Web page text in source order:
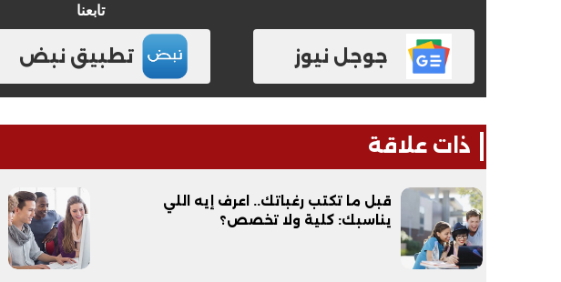
تابعنا
جوجل نيوز تطبيق نبض
ذات علاقة
قبل ما تكتب رغباتك.. اعرف إيه اللي
يناسبك: كلية ولا تخصص؟
الوداع الأخير.. دفن جثامين الضحايا
افتتاح أكبر صرح ديني في القوصية..
مليون جنيه